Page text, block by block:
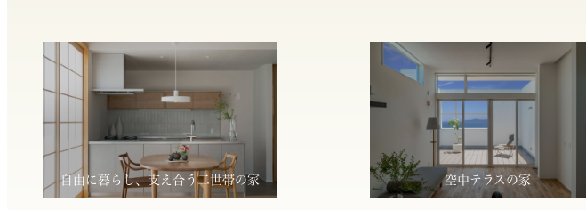
自由に暮らし、支え合う二世帯の家 空中テラスの家